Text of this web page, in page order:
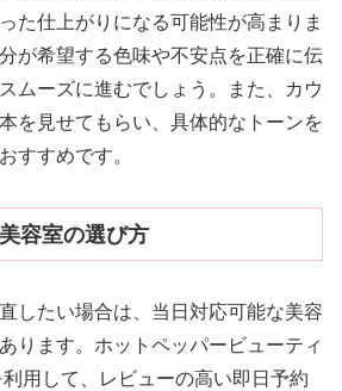
た仕上がりになる可能性が高まりま
が希望する色味や不安点を正確に伝
ムーズに進むでしょう。また、カウ
を見せてもらい、具体的なトーンを
すすめです。
容室の選び方
したい場合は、当日対応可能な美容
ります。ホットペッパービューティ
用して、レビューの高い即日予約